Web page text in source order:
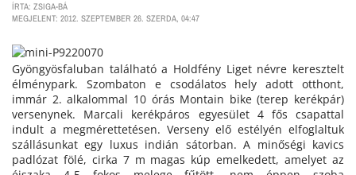
ÍRTA: ZSIGA-BÁ
MEGJELENT: 2012. SZEPTEMBER 26. SZERDA, 04:47
Gyöngyösfaluban található a Holdfény Liget névre keresztelt
élménypark. Szombaton e csodálatos hely adott otthont,
immár 2. alkalommal 10 órás Montain bike (terep kerékpár)
versenynek. Marcali kerékpáros egyesület 4 fős csapattal
indult a megmérettetésen. Verseny elő estélyén elfoglaltuk
szállásunkat egy luxus indián sátorban. A minőségi kavics
padlózat fölé, cirka 7 m magas kúp emelkedett, amelyet az